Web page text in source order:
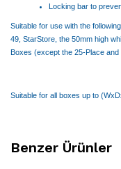
Locking bar to
Suitable for use with the
49, StarStore, the 50mm high
Boxes (except the 25-Place and
Suitable for all boxes up to
Benzer Ürünler